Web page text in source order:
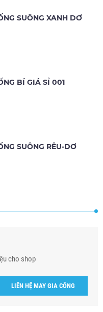
SUÔNG XANH DƠ
BÍ GIÁ SỈ 001
SUÔNG RÊU-DƠ
cho shop
LIÊN HỆ MAY GIA CÔNG